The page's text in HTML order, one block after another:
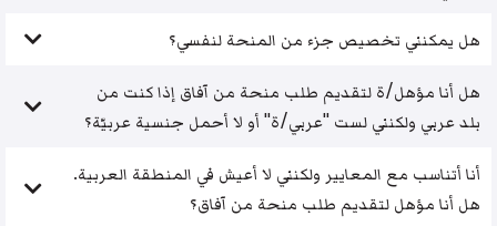
هل يمكنني تخصيص جزء من المنحة لنفسي؟
هل أنا مؤهل/ة لتقديم طلب منحة من آفاق إذا كنت من
بلد عربي ولكنني لست "عربي/ة" أو لا أحمل جنسية عربيّة؟
أنا أتناسب مع المعايير ولكنني لا أعيش في المنطقة العربية.
هل أنا مؤهل لتقديم طلب منحة من آفاق؟